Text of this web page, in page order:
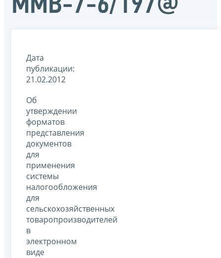
ММВ-7-6/197@
Дата
публикации:
21.02.2012
Об
утверждении
форматов
представления
документов
для
применения
системы
налогообложения
для
сельскохозяйственных
товаропроизводителей
в
электронном
виде